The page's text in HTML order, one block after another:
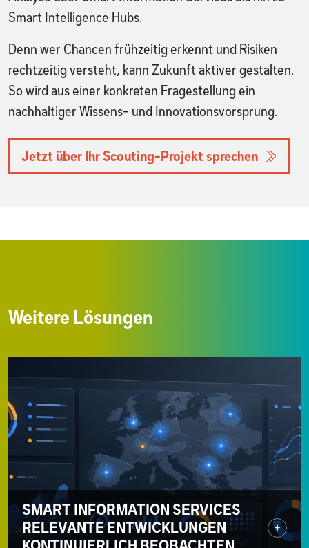
Smart Intelligence Hubs.
Denn wer Chancen frühzeitig erkennt und Risiken
rechtzeitig versteht, kann Zukunft aktiver gestalten.
So wird aus einer konkreten Fragestellung ein
nachhaltiger Wissens- und Innovationsvorsprung.
Jetzt über Ihr Scouting-Projekt sprechen
Weitere Lösungen
SMART INFORMATION SERVICES
RELEVANTE ENTWICKLUNGEN
+